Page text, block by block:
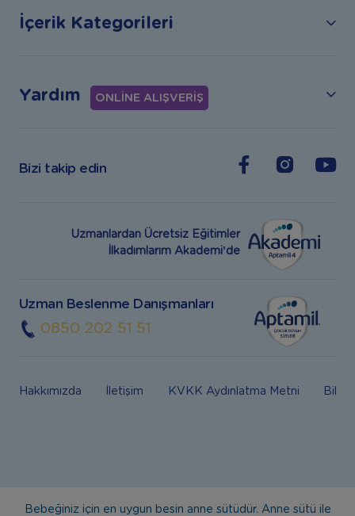
İçerik Kategorileri
Yardım ONLİNE ALIŞVERİŞ
Bizi takip edin
Uzmanlardan Ücretsiz Eğitimler
İlkadımlarım Akademi’de
Uzman Beslenme Danışmanları
0850 202 51 51
Hakkımızda İletişim KVKK Aydınlatma Metni Bilgi
Bebeğiniz için en uygun besin anne sütüdür. Anne sütü ile